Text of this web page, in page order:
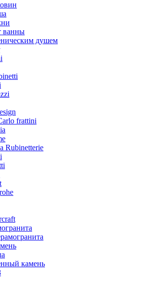
ванны
душем
frattini
Rubinetterie
камень